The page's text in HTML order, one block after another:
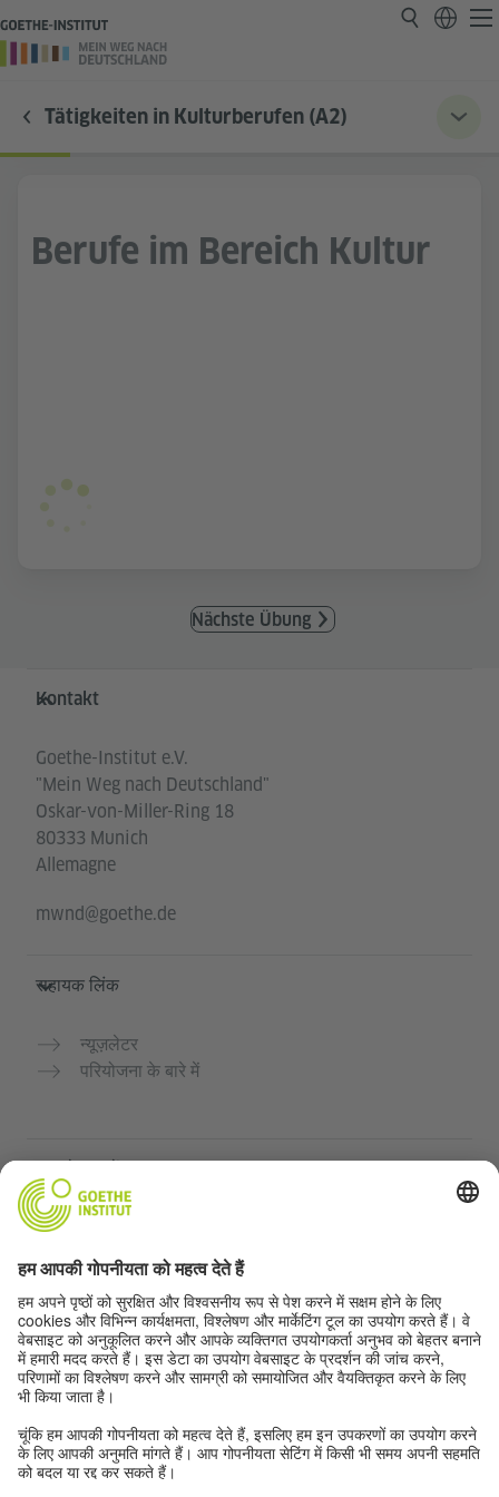
Tätigkeiten in Kulturberufen (A2)
Berufe im Bereich Kultur
Nächste Übung
Service- und Informationsbereich
Kontakt
Goethe-Institut e.V.
"Mein Weg nach Deutschland"
Oskar-von-Miller-Ring 18
80333 Munich
Allemagne
mwnd@goethe.de
सहायक लिंक
न्यूज़लेटर
परियोजना के बारे में
जर्मन भाषा का अभ्यास मुफ्त में करें
गोएथे संस्थान के जर्मन पाठ्यक्रम
शिक्षक पोर्टल "Deutschstunde"
गोपनीयता और सुगम्यता
गोपनीयता सेटिंग्स